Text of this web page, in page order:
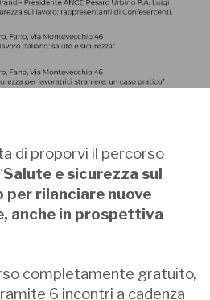
di proporvi il percorso
Salute e sicurezza sul
per rilanciare nuove
anche in prospettiva
completamente gratuito,
6 incontri a cadenza